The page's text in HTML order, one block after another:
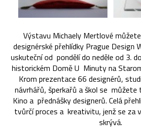
Výstavu Michaely Mertlové
designérské přehlídky Prague Design
uskuteční od pondělí do neděle od 3.
historickém Domě U Minuty na
Krom prezentace 66 designérů,
návrhářů, šperkařů a škol se můžete
Kino a přednášky designerů. Celá
tvůrčí proces a kreativitu, jenž se za
skrývá.